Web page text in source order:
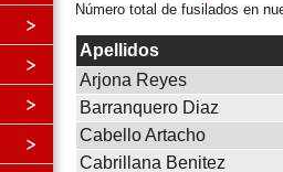
Número total de fusilados en
Apellidos
Arjona Reyes
Barranquero Diaz
Cabello Artacho
Cabrillana Benitez